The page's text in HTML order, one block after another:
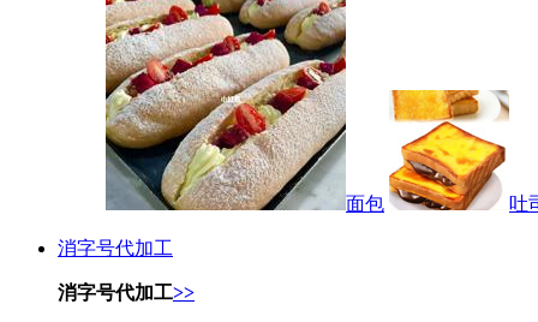
面包 吐
消字号代加工
消字号代加工>>